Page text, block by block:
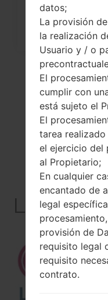
datos;
La provisión
la realización
Usuario y / o
El
cumplir con
está sujeto el
El
tarea
el ejercicio del
al Propietario;
En cualquier
encantado de
legal
provisión de
requisito legal
requisito
contrato.